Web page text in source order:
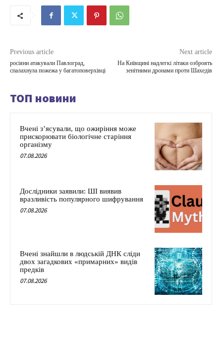
Previous article
росіяни атакували Павлоград,
спалахнула пожежа у багатоповерхівці
Next article
На Київщині надлегкі літаки озброять
зенітними дронами проти Шахедів
ТОП новини
Вчені з’ясували, що ожиріння може
прискорювати біологічне старіння
організму
07.08.2026
Дослідники заявили: ШІ виявив
вразливість популярного шифрування
07.08.2026
Вчені знайшли в людській ДНК сліди
двох загадкових «примарних» видів
предків
07.08.2026